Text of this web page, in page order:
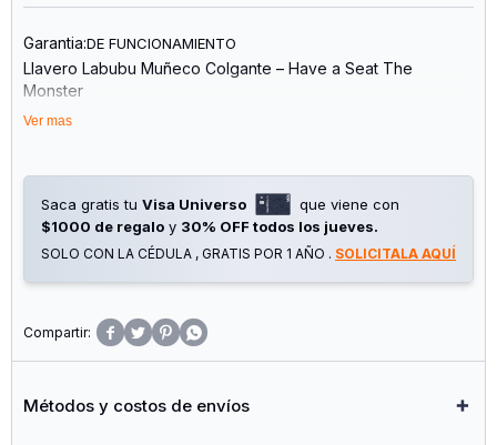
Garantia:DE FUNCIONAMIENTO
Llavero Labubu Muñeco Colgante – Have a Seat The
Monster
"Have a Seat The Monster", este muñeco colgante es ideal
para decorar tus llaves, mochila o incluso exhibirlo como
parte de tu colección de figuras.
Fabricado con materiales de alta calidad y durabilidad
Tamaño compacto y ligero para fácil transporte 5 x 4 cm
Ideal para colgar en mochilas, llaves o usar como adorno
Ver mas
Saca gratis tu Visa Universo
que viene con
$1000 de regalo y 30% OFF todos los jueves.
SOLO CON LA CÉDULA , GRATIS POR 1 AÑO . SOLICITALA AQUÍ
   
Métodos y costos de envíos